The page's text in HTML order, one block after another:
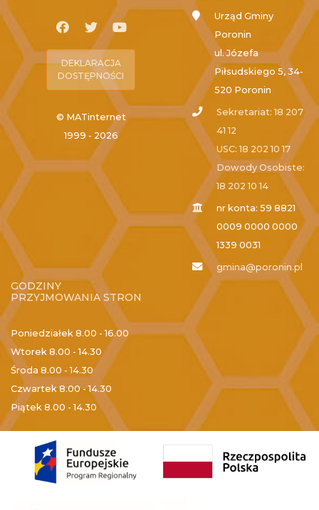
DEKLARACJA
DOSTĘPNOŚCI
© MATinternet
1999 - 2026
Urząd Gminy
Poronin
ul. Józefa
Piłsudskiego 5, 34-
520 Poronin
Sekretariat: 18 207
41 12
USC: 18 202 10 17
Dowody Osobiste:
18 202 10 14
nr konta: 59 8821
0009 0000 0000
1339 0031
gmina@poronin.pl
GODZINY
PRZYJMOWANIA STRON
Poniedziałek 8.00 - 16.00
Wtorek 8.00 - 14.30
Środa 8.00 - 14.30
Czwartek8.00 - 14.30
Piątek 8.00 - 14.30